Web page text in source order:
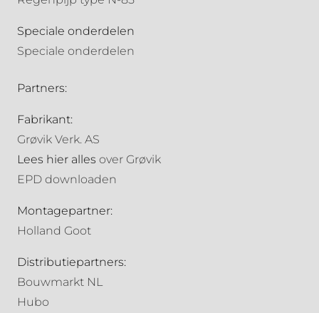
Speciale onderdelen
Speciale onderdelen
Partners:
Fabrikant:
Grøvik Verk. AS
Lees hier alles over Grøvik
EPD downloaden
Montagepartner:
Holland Goot
Distributiepartners:
Bouwmarkt NL
Hubo